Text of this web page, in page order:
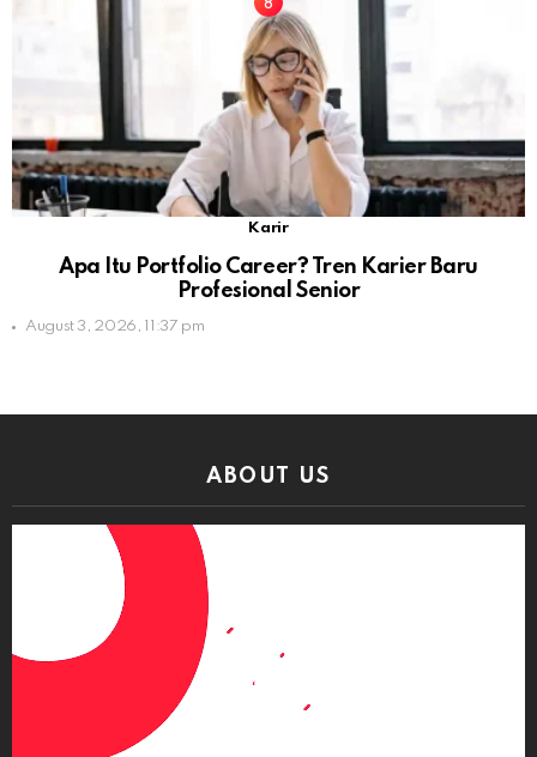
Karir
Apa Itu Portfolio Career? Tren Karier Baru
Profesional Senior
August 3, 2026, 11:37 pm
ABOUT US